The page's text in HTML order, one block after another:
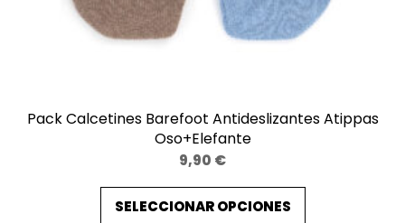
Pack Calcetines Barefoot Antideslizantes Atippas
Oso+Elefante
9,90 €
SELECCIONAR OPCIONES